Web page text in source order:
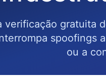
verificação gratuita
spoofings
ou a